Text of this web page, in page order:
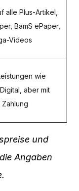
alle Plus-Artikel,
BamS ePaper,
Videos
wie
aber mit
und
Angaben